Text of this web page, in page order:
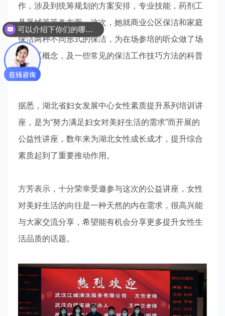
作，涉及到统筹规划的方案安排，专业技能，药剂工
具器械等等各方面，这次，她就商业公区保洁和家庭
保洁两种不同形式的保洁，为在场参培的听众做了场
域分区概念，及一些常见的保洁工作技巧方法的科普
讲解。
据悉，湖北省妇女发展中心女性素质提升系列培训讲
座，是为“努力满足妇女对美好生活的需求”而开展的
公益性讲座，数年来为湖北女性成长成才，提升综合
素质起到了重要推动作用。
方芳表示，十分荣幸受邀参与这次的公益讲座，女性
对美好生活的向往是一种天然的内在需求，很高兴能
与大家交流分享，希望能有机会分享更多提升女性生
活品质的话题。
可以介绍下你们的哪些服务吗？